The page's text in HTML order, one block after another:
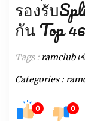
รองรับ
กัน Top
Tags :ramclub เ
Categories :
0 0